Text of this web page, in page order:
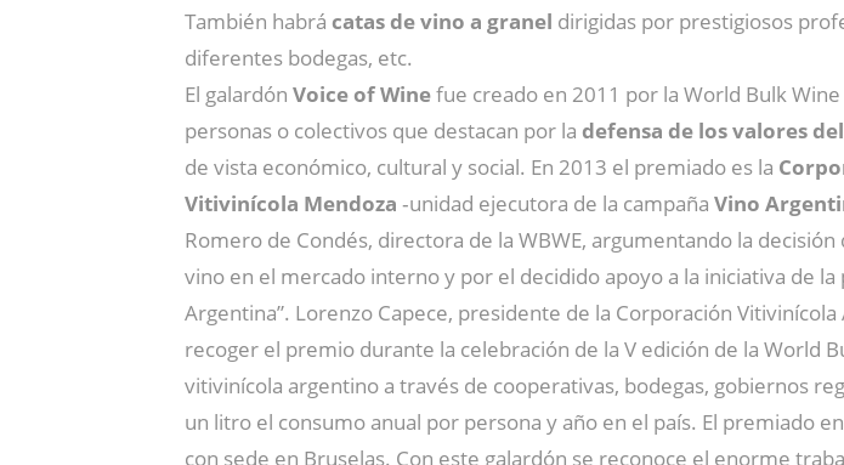
También habrá catas de vino a granel dirigidas por prestigiosos
diferentes bodegas, etc.
El galardón Voice of Winefue creado en 2011 por la World Bulk
personas o colectivos que destacan por la defensa de los valores
de vista económico, cultural y social. En 2013 el premiado es la
Vitivinícola Mendoza ‐unidad ejecutora de la campaña Vino
Romero de Condés, directora de la WBWE, argumentando la
vino en el mercado interno y por el decidido apoyo a la iniciativa de
Argentina”. Lorenzo Capece, presidente de la Corporación
recoger el premio durante la celebración de la V edición de la World
vitivinícola argentino a través de cooperativas, bodegas, gobiernos
un litro el consumo anual por persona y año en el país. El premiado
con sede en Bruselas. Con este galardón se reconoce el enorme